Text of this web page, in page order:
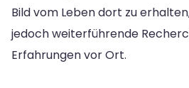
Bild vom Leben dort zu
jedoch weiterführende
Erfahrungen vor Ort.